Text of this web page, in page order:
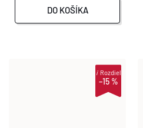
DO KOŠÍKA
–15 %
iRozdiel